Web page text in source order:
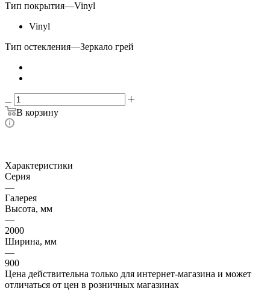
Тип покрытия—Vinyl
Vinyl
Тип остекления—Зеркало грей
В корзину
Характеристики
Серия
—
Галерея
Высота, мм
—
2000
Ширина, мм
—
900
Цена действительна только для интернет-магазина и может
отличаться от цен в розничных магазинах